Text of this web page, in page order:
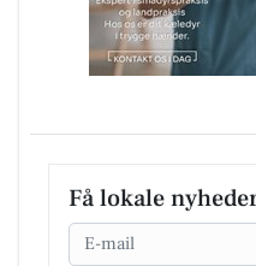
Få lokale
Email